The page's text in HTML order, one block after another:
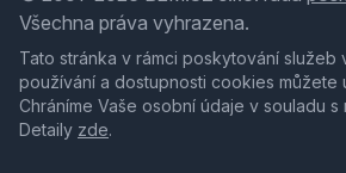
Všechna práva vyhrazena.
Tato stránka v rámci poskytování služeb
používání a dostupnosti cookies můžete
Chráníme Vaše osobní údaje v souladu s
Detaily zde.